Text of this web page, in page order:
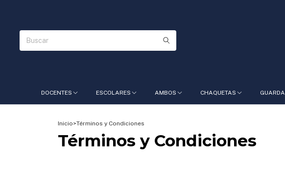
DOCENTES ESCOLARES AMBOS CHAQUETAS
Inicio>Términos y Condiciones
Términos y Condiciones